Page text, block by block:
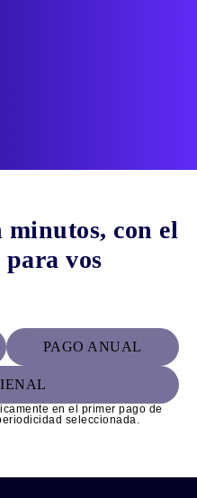
minutos, con el
vos
PAGO ANUAL
en el primer pago de
seleccionada.